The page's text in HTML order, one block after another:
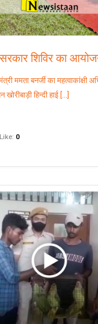
शिविर का
ममता बनर्जी का महत्वाकांक्षी
हिन्दी हाई [...]
Like: 0